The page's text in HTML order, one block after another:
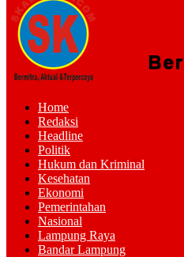
Home
Redaksi
Headline
Politik
Hukum dan Kriminal
Kesehatan
Ekonomi
Pemerintahan
Nasional
Lampung Raya
Bandar Lampung